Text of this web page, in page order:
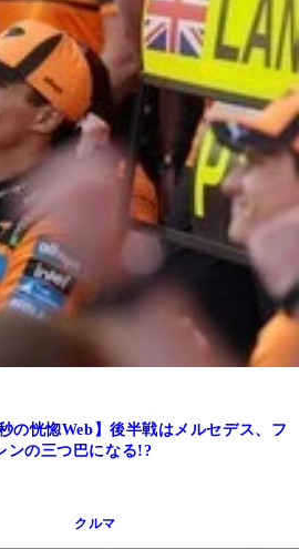
の恍惚Web】後半戦はメルセデス、フ
ンの三つ巴になる!?
クルマ